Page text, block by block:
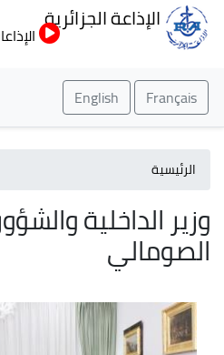
إلى
الإذاعة الجزائرية
الإذاعات
Français
English
الرئيسية
وزير الداخلية
الصومالي